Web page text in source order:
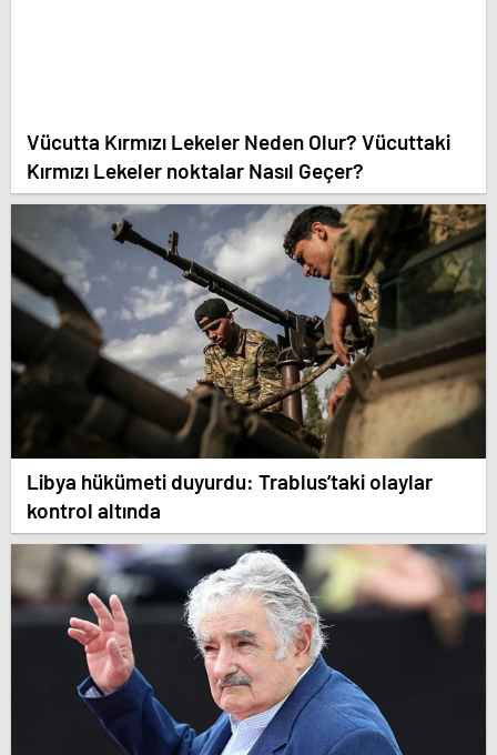
Vücutta Kırmızı Lekeler Neden Olur? Vücuttaki
Kırmızı Lekeler noktalar Nasıl Geçer?
Libya hükümeti duyurdu: Trablus’taki olaylar
kontrol altında